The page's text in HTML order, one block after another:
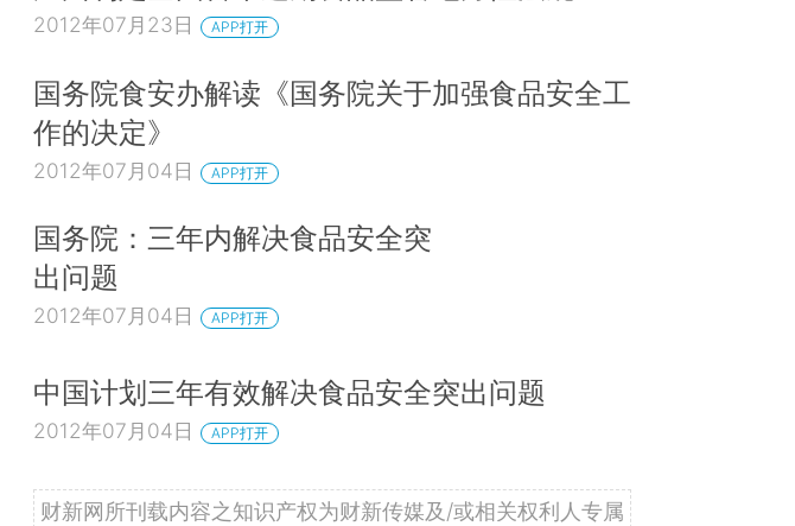
2012年07月23日 APP打开
国务院食安办解读《国务院关于加强食品安全工
作的决定》
2012年07月04日 APP打开
国务院：三年内解决食品安全突
出问题
2012年07月04日 APP打开
中国计划三年有效解决食品安全突出问题
2012年07月04日 APP打开
财新网所刊载内容之知识产权为财新传媒及/或相关权利人专属